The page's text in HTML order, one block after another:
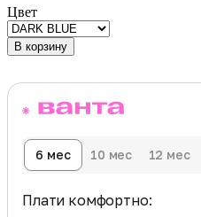
Цвет
В корзину
6 мес 10 мес 12 мес
Плати комфортно: